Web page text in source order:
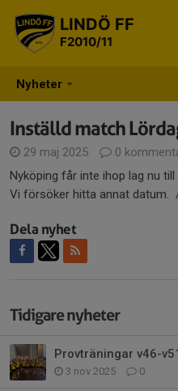
Nyheter
LINDÖ FF
F2010/11
Inställd match
29 maj 2025
0
Nyköping får inte ihop lag nu
Vi försöker hitta annat datum.
Dela nyhet
Tidigare nyheter
Provträningar v46-
3 nov 2025 0